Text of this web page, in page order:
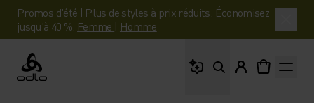
Promos d'été | Plus de styles à prix réduits. Économisez
jusqu'à 40 %. Femme | Homme
Odlo